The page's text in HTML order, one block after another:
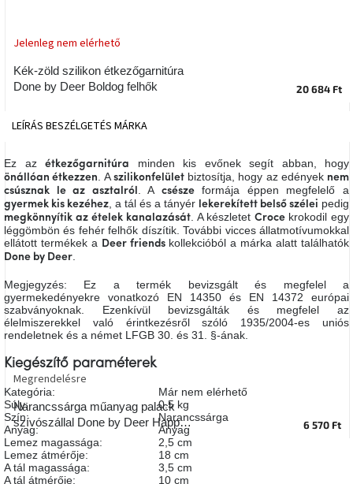
Ipari
nap
Szent
Patrik
Belső
tér
tavaszi
színekben
Tavasz
az
asztalon
A
tűz
mellett
ülve
Színes
belső
tér
Kék-zöld szilikon étkezőgarnitúra
Done by Deer Boldog felhők
Jelenleg nem elérhető
20 684 Ft
Narancssárga műanyag palack
szívószállal Done by Deer Happy
clouds 350 ml
Megrendelésre
6 570 Ft
LEÍRÁS BESZÉLGETÉS MÁRKA
Ez az étkezőgarnitúra minden kis evőnek segít abban, hogy
önállóan étkezzen. Aszilikonfelületbiztosítja, hogy az edények nem
csúsznak le az asztalról. A csészeformája éppen megfelelő a
gyermek kis kezéhez, a tál és a tányér lekerekített belső szélei pedig
megkönnyítik az ételek kanalazását. A készletetCroce krokodil egy
léggömbön és fehér felhők díszítik. További vicces állatmotívumokkal
ellátott termékek a Deer friendskollekcióból a márka alatt találhatók
Done by Deer.
Megjegyzés: Ez a termék bevizsgált és megfelel a
gyermekedényekre vonatkozó EN 14350 és EN 14372 európai
szabványoknak. Ezenkívül bevizsgálták és megfelel az
élelmiszerekkel való érintkezésről szóló 1935/2004-es uniós
rendeletnek és a német LFGB 30. és 31. §-ának.
Kiegészítő paraméterek
Kategória:
Már nem elérhető
Súly:
0.5 kg
Szín:
Narancssárga
Anyag:
Anyag
Lemez magassága:
2,5 cm
Lemez átmérője:
18 cm
A tál magassága:
3,5 cm
A tál átmérője:
10 cm